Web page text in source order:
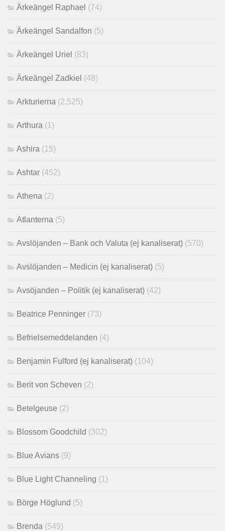
Ärkeängel Raphael (74)
Ärkeängel Sandalfon (5)
Ärkeängel Uriel (83)
Ärkeängel Zadkiel (48)
Arkturierna (2,525)
Arthura (1)
Ashira (15)
Ashtar (452)
Athena (2)
Atlanterna (5)
Avslöjanden – Bank och Valuta (ej kanaliserat) (570)
Avslöjanden – Medicin (ej kanaliserat) (5)
Avsöjanden – Politik (ej kanaliserat) (42)
Beatrice Penninger (73)
Befrielsemeddelanden (4)
Benjamin Fulford (ej kanaliserat) (104)
Berit von Scheven (2)
Betelgeuse (2)
Blossom Goodchild (302)
Blue Avians (9)
Blue Light Channeling (1)
Börge Höglund (5)
Brenda (549)